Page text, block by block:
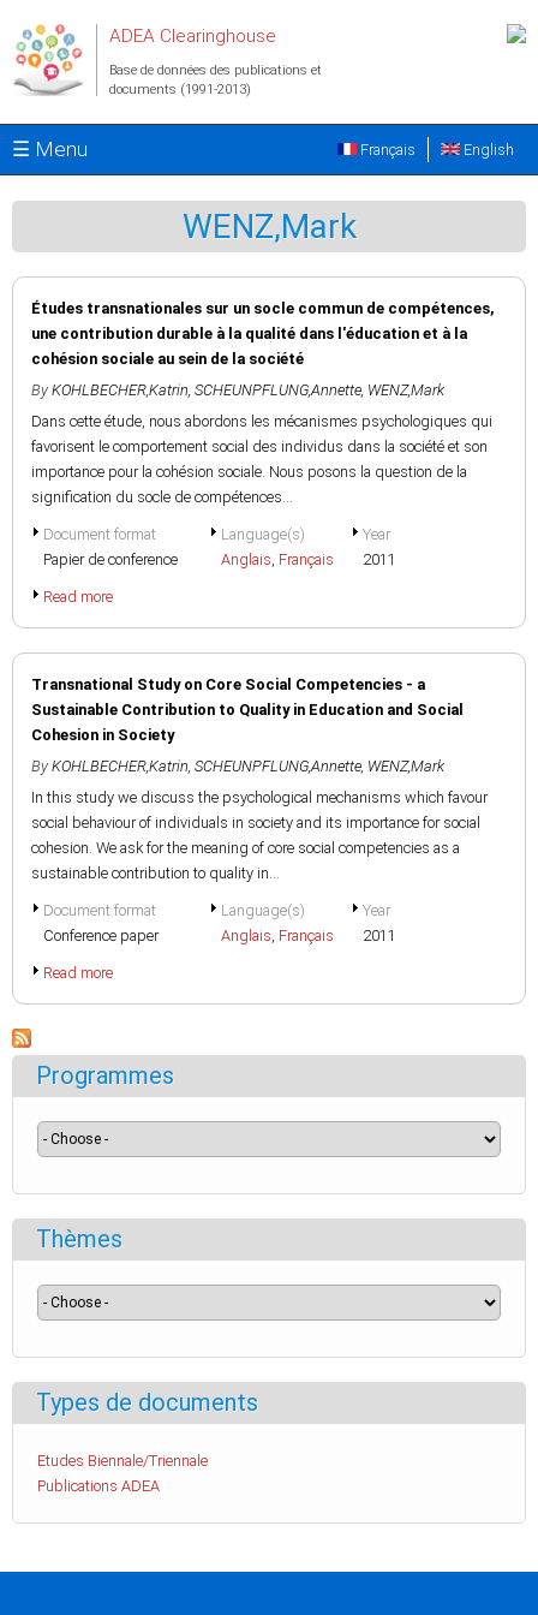
ADEA Clearinghouse
Base de données des publications et
documents (1991-2013)
☰ Menu English
Français
WENZ,Mark
Études transnationales sur un socle commun de compétences,
une contribution durable à la qualité dans l'éducation et à la
cohésion sociale au sein de la société
By KOHLBECHER,Katrin, SCHEUNPFLUNG,Annette, WENZ,Mark
Dans cette étude, nous abordons les mécanismes psychologiques qui
favorisent le comportement social des individus dans la société et son
importance pour la cohésion sociale. Nous posons la question de la
signification du socle de compétences...
Document format
Papier de conference
Language(s)
Anglais, Français
Year
2011
Read more
Transnational Study on Core Social Competencies - a
Sustainable Contribution to Quality in Education and Social
Cohesion in Society
By KOHLBECHER,Katrin, SCHEUNPFLUNG,Annette, WENZ,Mark
In this study we discuss the psychological mechanisms which favour
social behaviour of individuals in society and its importance for social
cohesion. We ask for the meaning of core social competencies as a
sustainable contribution to quality in...
Document format
Conference paper
Language(s)
Anglais, Français
Year
2011
Read more
Programmes
Thèmes
Types de documents
Etudes Biennale/Triennale
Publications ADEA